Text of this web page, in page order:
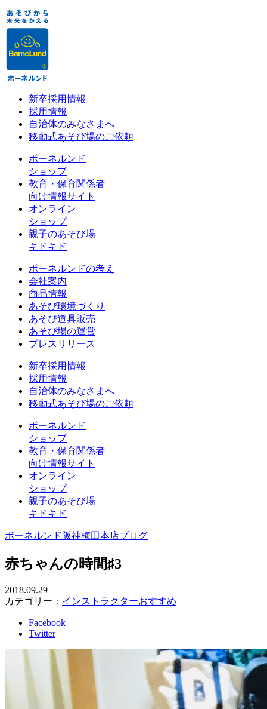
新卒採用情報
採用情報
自治体のみなさまへ
移動式あそび場のご依頼
ボーネルンド
ショップ
教育・保育関係者
向け情報サイト
オンライン
ショップ
親子のあそび場
キドキド
ボーネルンドの考え
会社案内
商品情報
あそび環境づくり
あそび道具販売
あそび場の運営
プレスリリース
新卒採用情報
採用情報
自治体のみなさまへ
移動式あそび場のご依頼
ボーネルンド
ショップ
教育・保育関係者
向け情報サイト
オンライン
ショップ
親子のあそび場
キドキド
ボーネルンド阪神梅田本店ブログ
赤ちゃんの時間♯3
2018.09.29
カテゴリー： インストラクターおすすめ
Facebook
Twitter